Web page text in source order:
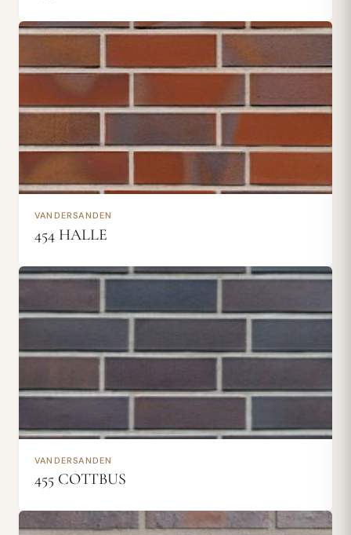
VANDERSANDEN
454 HALLE
VANDERSANDEN
455 COTTBUS